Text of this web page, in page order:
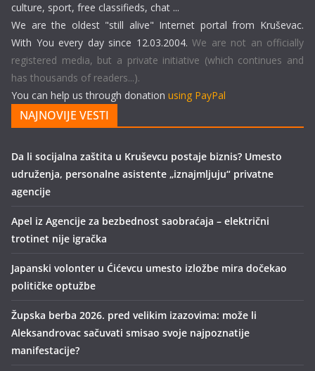
culture, sport, free classifieds, chat ...
We are the oldest "still alive" Internet portal from Kruševac.
With You every day since 12.03.2004. We are not an officially
registered media, but a private initiative (which continues and
has thousands of readers...).
You can help us through donation using PayPal
NAJNOVIJE VESTI
Da li socijalna zaštita u Kruševcu postaje biznis? Umesto
udruženja, personalne asistente „iznajmljuju“ privatne
agencije
Apel iz Agencije za bezbednost saobraćaja – električni
trotinet nije igračka
Japanski volonter u Ćićevcu umesto izložbe mira dočekao
političke optužbe
Župska berba 2026. pred velikim izazovima: može li
Aleksandrovac sačuvati smisao svoje najpoznatije
manifestacije?